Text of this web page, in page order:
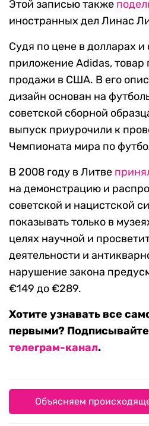
Этой записью также
иностранных дел Линас
Судя по цене в долларах
приложение Adidas, товар
продажи в США. В его
дизайн основан на
советской сборной
выпуск приурочили к
Чемпионата мира по
В 2008 году в Литве
на демонстрацию и
советской и нацистской
показывать только в
целях научной и
деятельности и
нарушение закона
€149 до €289.
Хотите узнавать все
первыми?
телеграм-канал.
Объясняем